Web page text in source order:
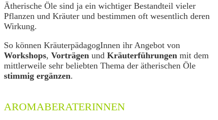
Ätherische Öle sind ja ein wichtiger Bestandteil vieler
Pflanzen und Kräuter und bestimmen oft wesentlich deren
Wirkung.
So können KräuterpädagogInnen ihr Angebot von
Workshops, Vorträgen und Kräuterführungen mit dem
mittlerweile sehr beliebten Thema der ätherischen Öle
stimmig ergänzen.
AROMABERATERINNEN